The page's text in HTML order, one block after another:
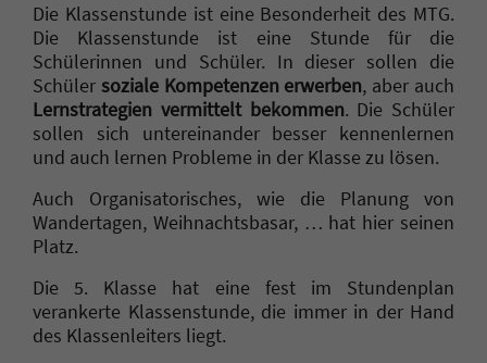
Die Klassenstunde ist eine Besonderheit des MTG.
Die Klassenstunde ist eine Stunde für die
Schülerinnen und Schüler. In dieser sollen die
Schüler soziale Kompetenzen erwerben, aber auch
Lernstrategien vermittelt bekommen. Die Schüler
sollen sich untereinander besser kennenlernen
und auch lernen Probleme in der Klasse zu lösen.
Auch Organisatorisches, wie die Planung von
Wandertagen, Weihnachtsbasar, … hat hier seinen
Platz.
Die 5. Klasse hat eine fest im Stundenplan
verankerte Klassenstunde, die immer in der Hand
des Klassenleiters liegt.